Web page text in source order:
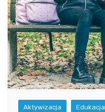
Aktywizacja Edukacja